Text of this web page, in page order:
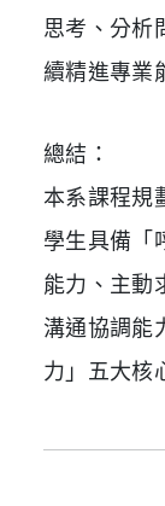
思考、分析
續精進專業
總結：
本系課程規
學生具備「
能力、主動
溝通協調能
力」五大核